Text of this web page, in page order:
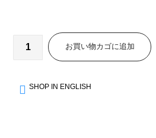
お買い物カゴに追加
SHOP IN ENGLISH